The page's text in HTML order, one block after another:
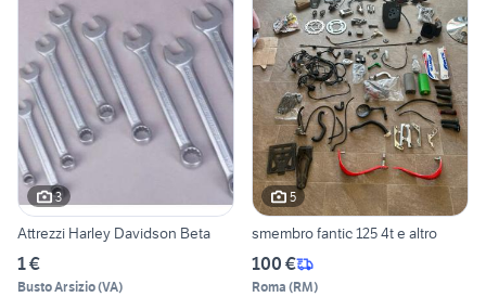
3
Attrezzi Harley Davidson Beta
1 €
Busto Arsizio(VA)
5
smembro fantic 125 4t e altro
100 €
Roma (RM)